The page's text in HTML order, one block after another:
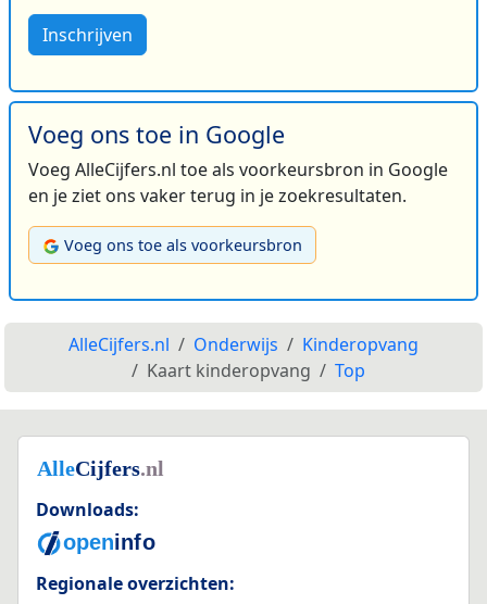
Inschrijven
Voeg ons toe in Google
Voeg AlleCijfers.nl toe als voorkeursbron in Google
en je ziet ons vaker terug in je zoekresultaten.
Voeg ons toe als voorkeursbron
AlleCijfers.nl Onderwijs
Kinderopvang
Kaart kinderopvang
Top
Downloads:
Regionale overzichten: